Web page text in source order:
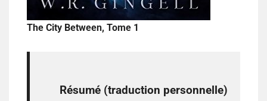
The City Between, Tome 1
Résumé (traduction personnelle)